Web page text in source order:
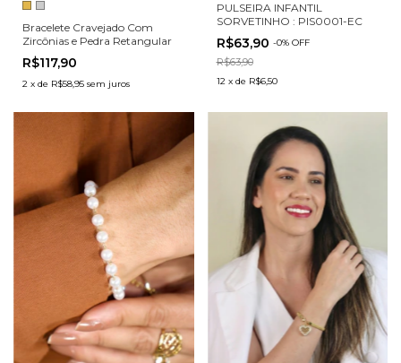
Bracelete Cravejado Com
Zircônias e Pedra Retangular
R$117,90
2 x de R$58,95 sem juros
PULSEIRA INFANTIL
SORVETINHO : PIS0001-EC
R$63,90 -0% OFF
R$63,90
12 x de R$6,50